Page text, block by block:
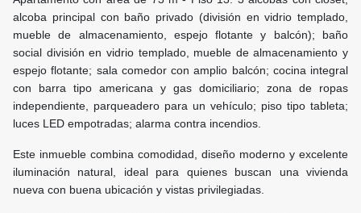
alcoba principal con baño privado (división en vidrio templado,
mueble de almacenamiento, espejo flotante y balcón); baño
social división en vidrio templado, mueble de almacenamiento y
espejo flotante; sala comedor con amplio balcón; cocina integral
con barra tipo americana y gas domiciliario; zona de ropas
independiente, parqueadero para un vehículo; piso tipo tableta;
luces LED empotradas; alarma contra incendios.
Este inmueble combina comodidad, diseño moderno y excelente
iluminación natural, ideal para quienes buscan una vivienda
nueva con buena ubicación y vistas privilegiadas.